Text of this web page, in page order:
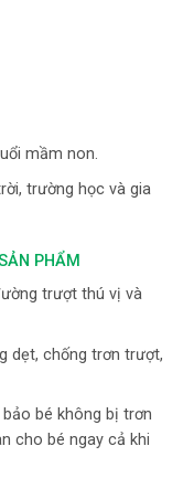
mầm non.
trường học và gia
PHẨM
trượt thú vị và
dẹt, chống trơn trượt,
bé không bị trơn
cho bé ngay cả khi